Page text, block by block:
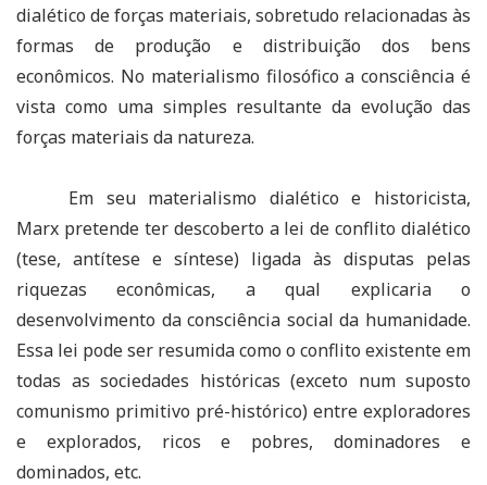
dialético de forças materiais, sobretudo relacionadas às
formas de produção e distribuição dos bens
econômicos. No materialismo filosófico a consciência é
vista como uma simples resultante da evolução das
forças materiais da natureza.
Em seu materialismo dialético e historicista,
Marx pretende ter descoberto a lei de conflito dialético
(tese, antítese e síntese) ligada às disputas pelas
riquezas econômicas, a qual explicaria o
desenvolvimento da consciência social da humanidade.
Essa lei pode ser resumida como o conflito existente em
todas as sociedades históricas (exceto num suposto
comunismo primitivo pré-histórico) entre exploradores
e explorados, ricos e pobres, dominadores e
dominados, etc.